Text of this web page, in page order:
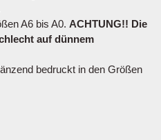
A6 bis A0. ACHTUNG!! Die
auf dünnem
bedruckt in den Größen